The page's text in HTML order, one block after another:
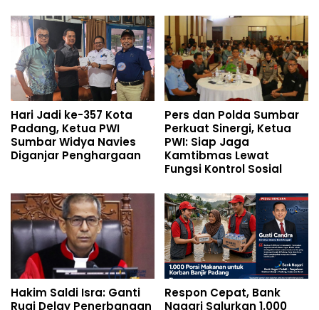
Hari Jadi ke-357 Kota
Padang, Ketua PWI
Sumbar Widya Navies
Diganjar Penghargaan
Pers dan Polda Sumbar
Perkuat Sinergi, Ketua
PWI: Siap Jaga
Kamtibmas Lewat
Fungsi Kontrol Sosial
Hakim Saldi Isra: Ganti
Rugi Delay Penerbangan
Respon Cepat, Bank
Nagari Salurkan 1.000